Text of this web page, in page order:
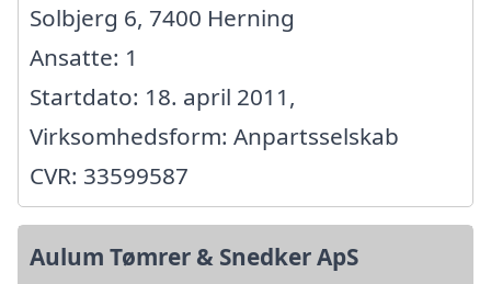
Solbjerg 6, 7400 Herning
Ansatte: 1
Startdato: 18. april 2011,
Virksomhedsform: Anpartsselskab
CVR: 33599587
Aulum Tømrer & Snedker ApS